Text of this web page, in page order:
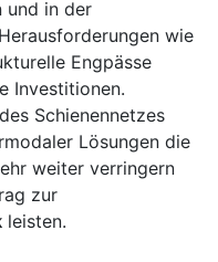
und in der
wie
Engpässe
Investitionen.
Schienennetzes
Lösungen die
weiter verringern
zur
leisten.